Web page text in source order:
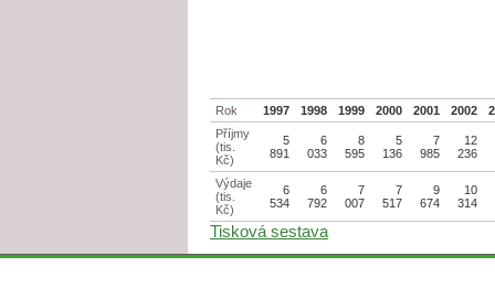
Rok 1997 1998 1999 2000 2001 2002
Příjmy
(tis.
Kč)
5
891
6
033
8
595
5
136
7
985
12
236
Výdaje
(tis.
Kč)
6
534
6
792
7
007
7
517
9
674
10
314
Tisková sestava